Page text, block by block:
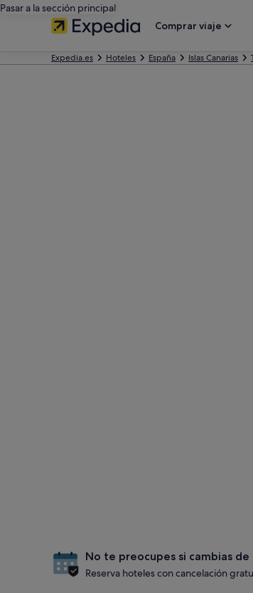
Pasar a la sección principal
Comprar viaje
Expedia.es Hoteles España Islas Canarias
No te preocupes si cambias de
Reserva hoteles con cancelación